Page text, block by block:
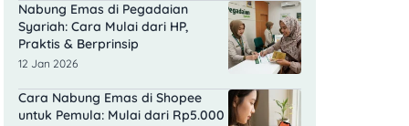
Nabung Emas di Pegadaian
Syariah: Cara Mulai dari HP,
Praktis & Berprinsip
12 Jan 2026
Cara Nabung Emas di Shopee
untuk Pemula: Mulai dari Rp5.000